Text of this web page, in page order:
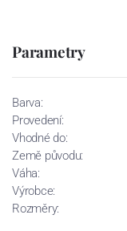
Parametry
Barva:
Provedení:
Vhodné do:
Země původu:
Váha:
Výrobce:
Rozměry: